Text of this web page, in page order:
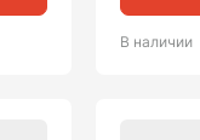
В наличии